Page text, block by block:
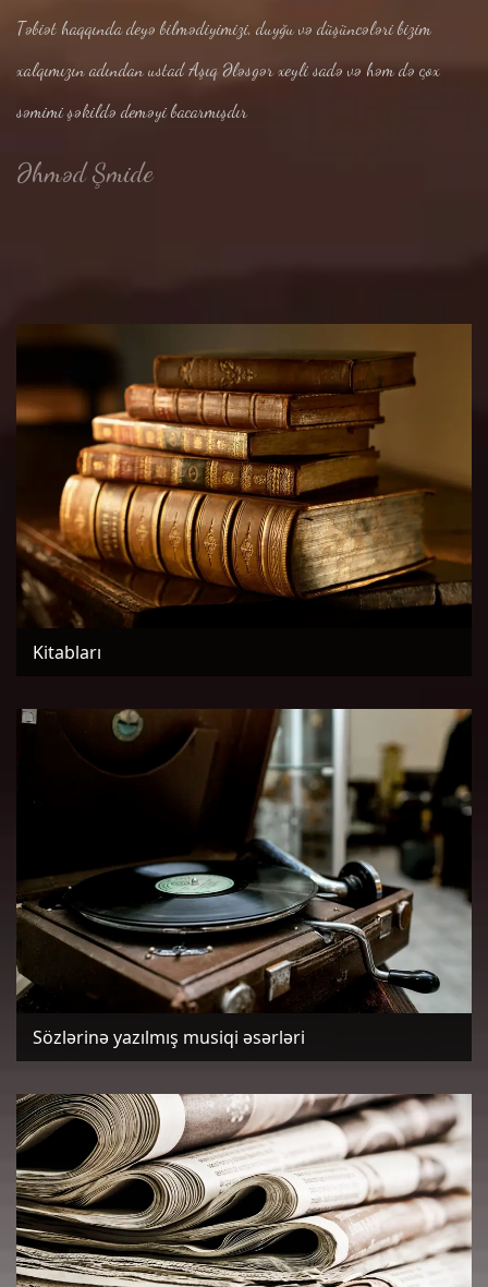
Təbiət haqqında deyə bilmədiyimizi, duyğu və düşüncələri bizim
xalqımızın adından ustad Aşıq Ələsgər xeyli sadə və həm də çox
səmimi şəkildə deməyi bacarmışdır
Əhməd Şmide
Kitabları
Sözlərinə yazılmış musiqi əsərləri